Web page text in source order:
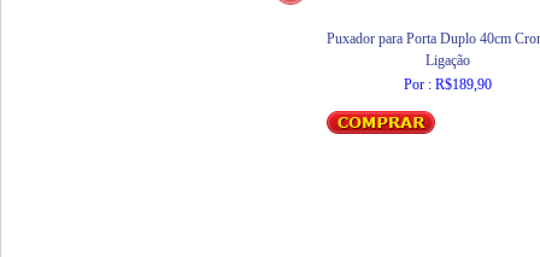
Puxador para Porta Duplo 40cm
Ligação
Por : R$189,90